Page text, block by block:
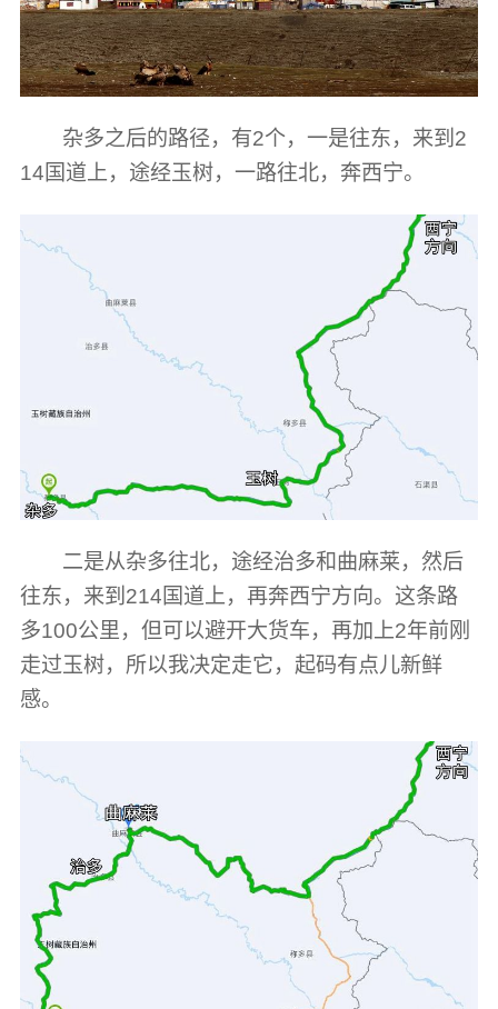
杂多之后的路径，有2个，一是往东，来到2
14国道上，途经玉树，一路往北，奔西宁。
二是从杂多往北，途经治多和曲麻莱，然后
往东，来到214国道上，再奔西宁方向。这条路
多100公里，但可以避开大货车，再加上2年前刚
走过玉树，所以我决定走它，起码有点儿新鲜
感。